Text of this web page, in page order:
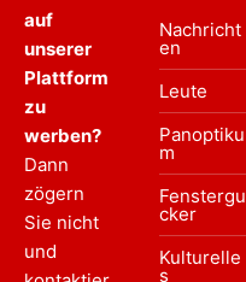
auf
unserer
Plattform
zu
werben?
Dann
zögern
Sie nicht
und
Nachricht
en
Leute
Panoptiku
m
Fenstergu
cker
Kulturelle
s